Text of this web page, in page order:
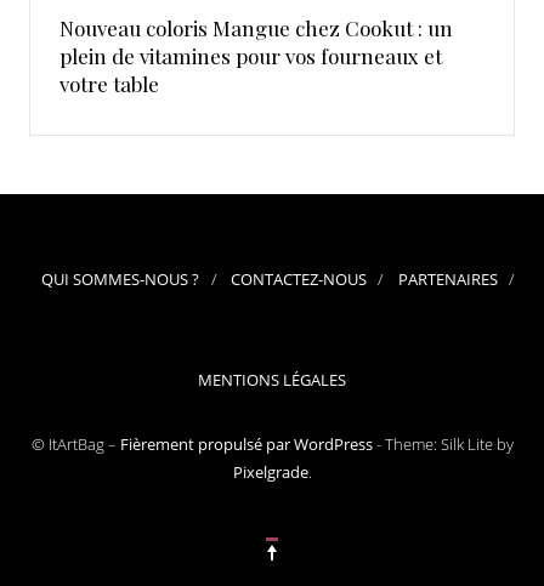
Nouveau coloris Mangue chez Cookut : un
plein de vitamines pour vos fourneaux et
votre table
QUI SOMMES-NOUS ? CONTACTEZ-NOUS PARTENAIRES
MENTIONS LÉGALES
© ItArtBag – Fièrement propulsé par WordPress-Theme: Silk Lite by
Pixelgrade.